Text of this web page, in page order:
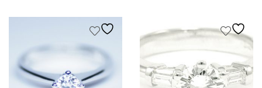
€2.900,00.
€2.170,00.